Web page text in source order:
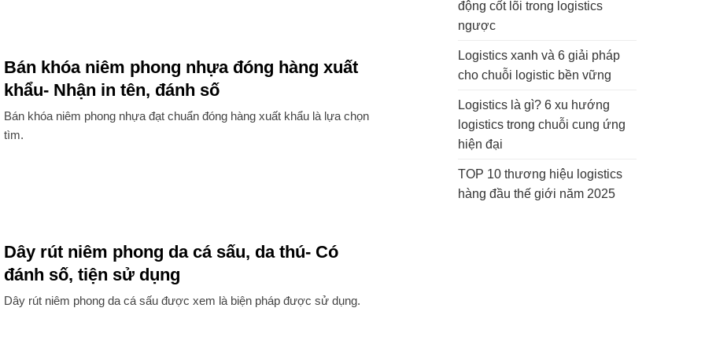
Bán khóa niêm phong nhựa đóng hàng xuất
khẩu- Nhận in tên, đánh số
Bán khóa niêm phong nhựa đạt chuẩn đóng hàng xuất khẩu là lựa chọn
tìm.
Dây rút niêm phong da cá sấu, da thú- Có
đánh số, tiện sử dụng
Dây rút niêm phong da cá sấu được xem là biện pháp được sử dụng.
động cốt lõi trong logistics
ngược
Logistics xanh và 6 giải pháp
cho chuỗi logistic bền vững
Logistics là gì? 6 xu hướng
logistics trong chuỗi cung ứng
hiện đại
TOP 10 thương hiệu logistics
hàng đầu thế giới năm 2025